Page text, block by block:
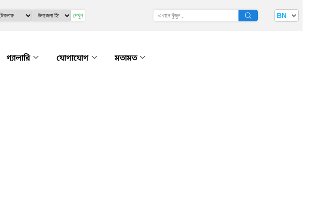
দেখুন BN
গ্যালারি যোগাযোগ মতামত